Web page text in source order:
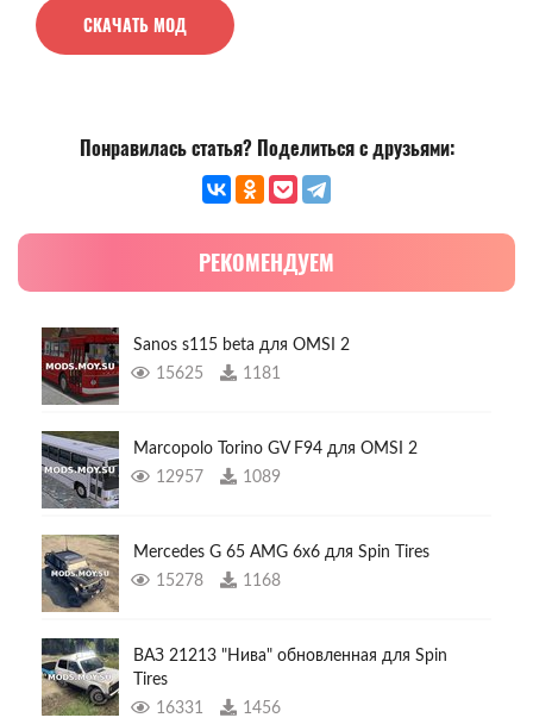
СКАЧАТЬ МОД
Понравилась статья? Поделиться с друзьями:
РЕКОМЕНДУЕМ
Sanos s115 beta для OMSI 2
15625
1181
Marcopolo Torino GV F94 для OMSI 2
12957
1089
Mercedes G 65 AMG 6x6 для Spin Tires
15278
1168
ВАЗ 21213 "Нива" обновленная для Spin
Tires
16331
1456